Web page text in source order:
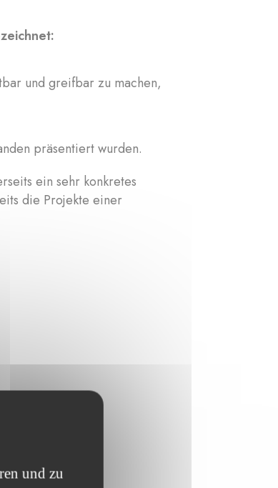
und greifbar zu machen,
präsentiert wurden.
ein sehr konkretes
die Projekte einer
und zu